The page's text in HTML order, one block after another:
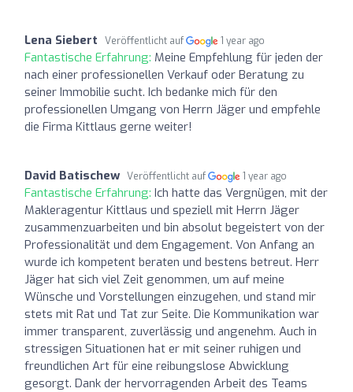
Lena Siebert Veröffentlicht auf 1 year ago
Fantastische Erfahrung: Meine Empfehlung für jeden der
nach einer professionellen Verkauf oder Beratung zu
seiner Immobilie sucht. Ich bedanke mich für den
professionellen Umgang von Herrn Jäger und empfehle
die Firma Kittlaus gerne weiter!
David Batischew Veröffentlicht auf 1 year ago
Fantastische Erfahrung: Ich hatte das Vergnügen, mit der
Makleragentur Kittlaus und speziell mit Herrn Jäger
zusammenzuarbeiten und bin absolut begeistert von der
Professionalität und dem Engagement. Von Anfang an
wurde ich kompetent beraten und bestens betreut. Herr
Jäger hat sich viel Zeit genommen, um auf meine
Wünsche und Vorstellungen einzugehen, und stand mir
stets mit Rat und Tat zur Seite. Die Kommunikation war
immer transparent, zuverlässig und angenehm. Auch in
stressigen Situationen hat er mit seiner ruhigen und
freundlichen Art für eine reibungslose Abwicklung
gesorgt. Dank der hervorragenden Arbeit des Teams